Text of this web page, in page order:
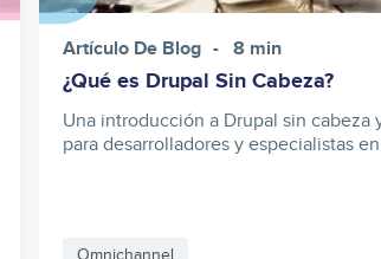
Artículo De Blog 8 min
¿Qué es Drupal Sin Cabeza?
Una introducción a Drupal sin cabeza
para desarrolladores y especialistas
Omnichannel